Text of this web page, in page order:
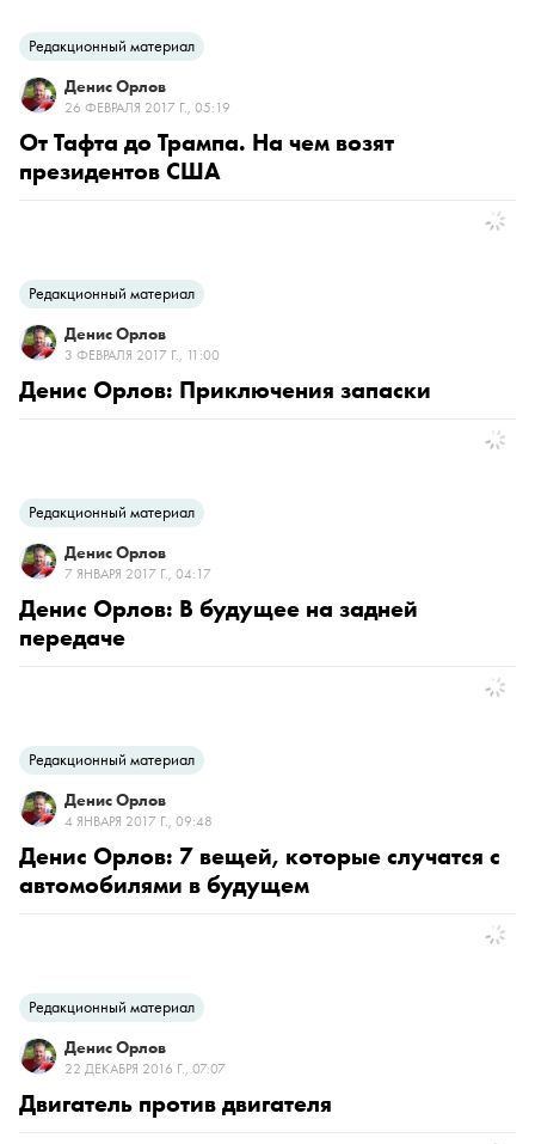
Редакционный материал
Денис Орлов
26 ФЕВРАЛЯ 2017 Г., 05:19
От Тафта до Трампа. На чем возят
президентов США
Редакционный материал
Денис Орлов
3 ФЕВРАЛЯ 2017 Г., 11:00
Денис Орлов: Приключения запаски
Редакционный материал
Денис Орлов
7 ЯНВАРЯ 2017 Г., 04:17
Денис Орлов: В будущее на задней
передаче
Редакционный материал
Денис Орлов
4 ЯНВАРЯ 2017 Г., 09:48
Денис Орлов: 7 вещей, которые случатся с
автомобилями в будущем
Редакционный материал
Денис Орлов
22 ДЕКАБРЯ 2016 Г., 07:07
Двигатель против двигателя